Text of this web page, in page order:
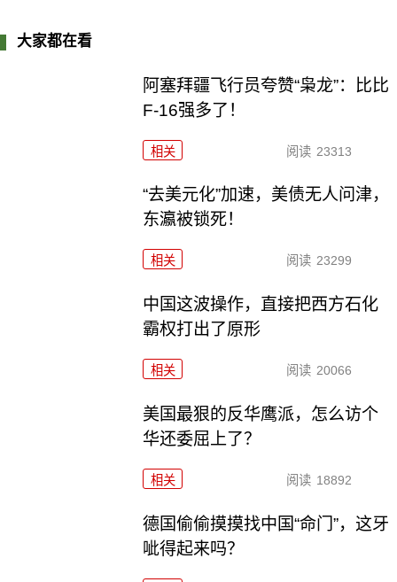
大家都在看
阿塞拜疆飞行员夸赞“枭龙”：比比
F-16强多了！
相关 阅读 23313
“去美元化”加速，美债无人问津，
东瀛被锁死！
相关 阅读 23299
中国这波操作，直接把西方石化
霸权打出了原形
相关 阅读 20066
美国最狠的反华鹰派，怎么访个
华还委屈上了？
相关 阅读 18892
德国偷偷摸摸找中国“命门”，这牙
呲得起来吗？